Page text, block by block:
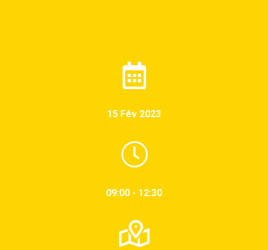
15 Fév 2023
09:00 - 12:30